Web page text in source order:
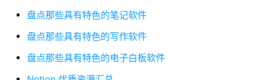
盘点那些具有特色的笔记软件
盘点那些具有特色的写作软件
盘点那些具有特色的电子白板软件